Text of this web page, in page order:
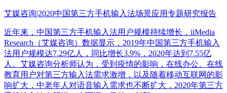
艾媒咨询|2020中国第三方手机输入法场景应用专题研究报告
近年来，中国第三方手机输入法用户规模持续增长，iiMedia
Research（艾媒咨询）数据显示，2019年中国第三方手机输入
法用户规模达7.29亿人，同比增长3.9%，2020年达到7.55亿
人。艾媒咨询分析师认为，受到疫情的影响，在线办公、在线
教育用户对第三方输入法需求激增，以及随着移动互联网的影
响扩大，中老年人对语音输入需求也不断扩大，2020年第三方